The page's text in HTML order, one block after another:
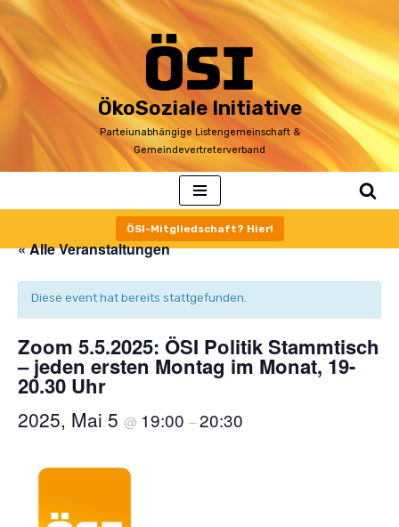
Zum
Inhalt
ÖkoSoziale Initiative
Parteiunabhängige Listengemeinschaft &
Gemeindevertreterverband
ÖSI-Mitgliedschaft? Hier!
« Alle Veranstaltungen
Diese event hat bereits stattgefunden.
Zoom 5.5.2025: ÖSI Politik Stammtisch
– jeden ersten Montag im Monat, 19-
20.30 Uhr
2025, Mai 5 @ 19:00 –20:30